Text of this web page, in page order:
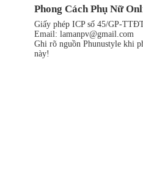
Phong Cách Phụ Nữ
Giấy phép ICP số 45/GP-
Email: lamanpv@gmail.com
Ghi rõ nguồn Phunustyle khi
này!